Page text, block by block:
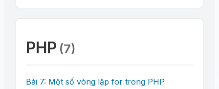
PHP (7)
Bài 7: Một số vòng lặp for trong PHP